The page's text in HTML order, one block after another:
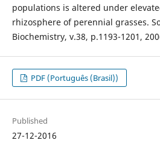
populations is altered under
rhizosphere of perennial grasses.
Biochemistry, v.38, p.1193-1201,
PDF (Português (Brasil))
Published
27-12-2016